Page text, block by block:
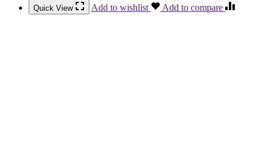
Quick View Add to wishlist Add to compare